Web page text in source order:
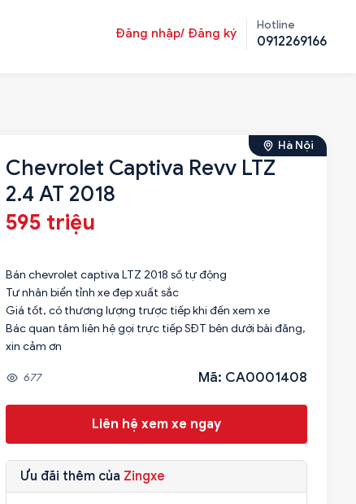
Đăng nhập/ Đăng ký
Hotline
0912269166
Hà Nội
Chevrolet Captiva Revv LTZ
2.4 AT 2018
595 triệu
Bán chevrolet captiva LTZ 2018 số tự động
Tư nhân biển tỉnh xe đẹp xuất sắc
Giá tốt, có thương lượng trược tiếp khi đến xem xe
Bác quan tâm liên hệ gọi trực tiếp SĐT bên dưới bài đăng,
xin cảm ơn
677 Mã: CA0001408
Liên hệ xem xe ngay
Ưu đãi thêm của Zingxe